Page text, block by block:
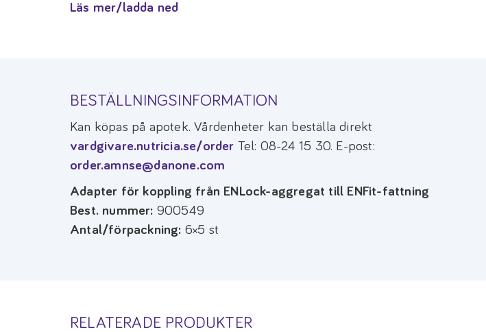
Läs mer/ladda ned
BESTÄLLNINGSINFORMATION
Kan köpas på apotek. Vårdenheter kan beställa direkt
vardgivare.nutricia.se/order Tel: 08-24 15 30. E-post:
order.amnse@danone.com
Adapter för koppling från ENLock-aggregat till ENFit-fattning
Best. nummer: 900549
Antal/förpackning: 6×5 st
RELATERADE PRODUKTER